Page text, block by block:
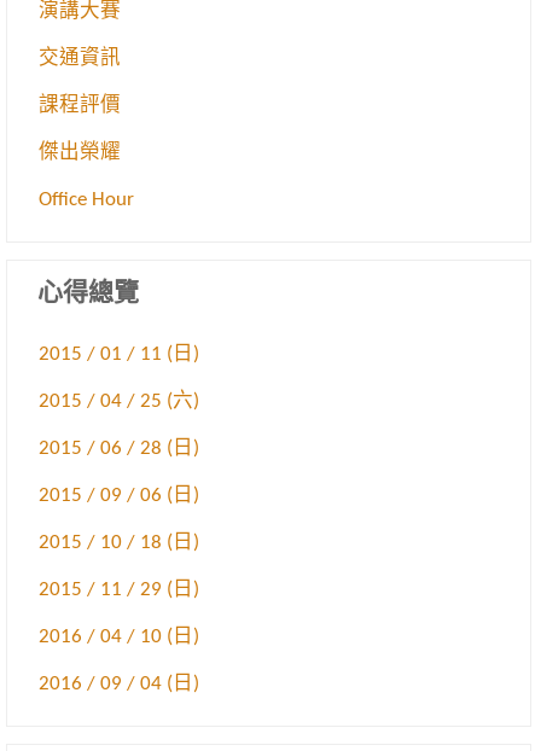
演講大賽
交通資訊
課程評價
傑出榮耀
Office Hour
心得總覽
2015 / 01 / 11 (日)
2015 / 04 / 25 (六)
2015 / 06 / 28 (日)
2015 / 09 / 06 (日)
2015 / 10 / 18 (日)
2015 / 11 / 29 (日)
2016 / 04 / 10 (日)
2016 / 09 / 04 (日)